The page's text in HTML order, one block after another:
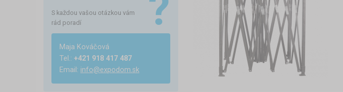
S každou vašou otázkou vám
rád poradí
Maja Kováčová
Tel.: +421 918 417 487
Email: info@expodom.sk